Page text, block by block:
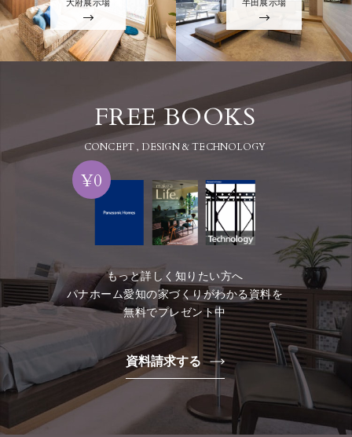
大府展示場 半田展示場
FREE BOOKS
CONCEPT , DESIGN & TECHNOLOGY
¥0
もっと詳しく知りたい方へ
パナホーム愛知の家づくりがわかる資料を
無料でプレゼント中
資料請求する